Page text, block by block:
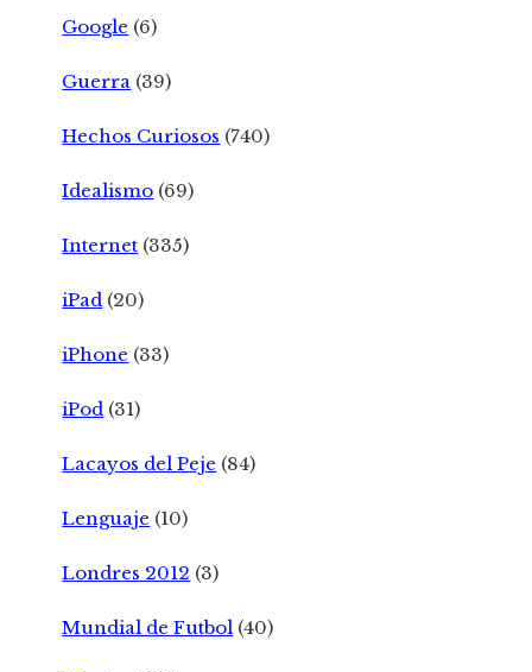
Google (6)
Guerra (39)
Hechos Curiosos (740)
Idealismo (69)
Internet (335)
iPad (20)
iPhone (33)
iPod (31)
Lacayos del Peje (84)
Lenguaje (10)
Londres 2012 (3)
Mundial de Futbol (40)